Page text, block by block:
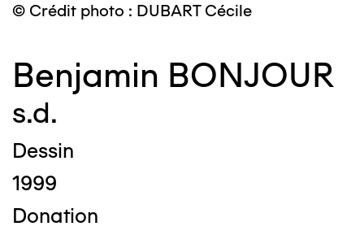
© Crédit photo : DUBART Cécile
Benjamin BONJOUR
s.d.
Dessin
1999
Donation